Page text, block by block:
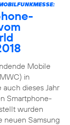
Mobile
in
dieses Jahr
Smartphone-
wurden
neuen Samsung